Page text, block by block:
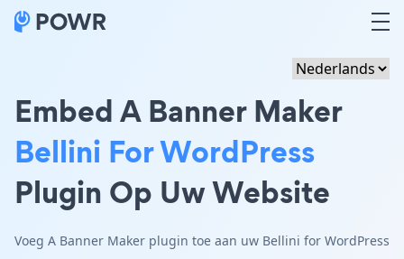
Embed A Banner Maker
Bellini For WordPress
Plugin Op Uw Website
Voeg A Banner Maker plugin toe aan uw Bellini for WordPress